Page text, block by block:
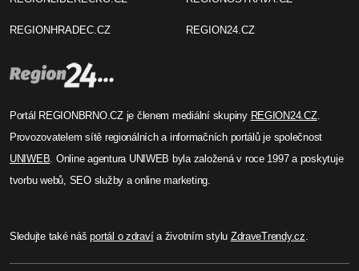
REGIONHRADEC.CZ REGION24.CZ
Portál REGIONBRNO.CZ je členem mediální skupiny REGION24.CZ.
Provozovatelem sítě regionálních a informačních portálů je společnost
UNIWEB . Online agentura UNIWEB byla založená v roce 1997 a poskytuje
tvorbu webů, SEO služby a online marketing.
Sledujte také nášportál o zdravía životním stylu ZdraveTrendy.cz